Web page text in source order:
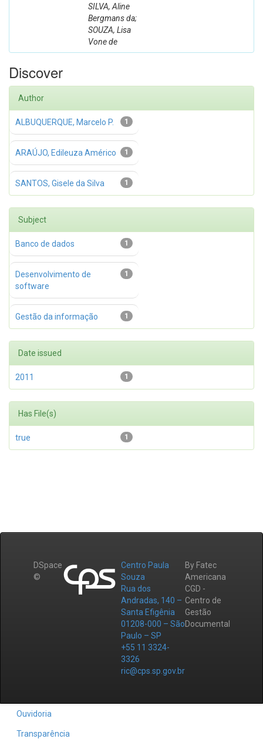
SILVA, Aline
Bergmans da;
SOUZA, Lisa
Vone de
Discover
Author
1
ALBUQUERQUE, Marcelo P.
1
ARAÚJO, Edileuza Américo
1
SANTOS, Gisele da Silva
Subject
1
Banco de dados
1
Desenvolvimento de
software
1
Gestão da informação
Date issued
1
2011
Has File(s)
1
true
DSpace
©
Centro Paula
Souza
Rua dos
Andradas, 140 –
Santa Efigênia
01208-000 – São
Paulo – SP
+55 11 3324-
3326
ric@cps.sp.gov.br
By Fatec
Americana
CGD -
Centro de
Gestão
Documental
Ouvidoria
Transparência